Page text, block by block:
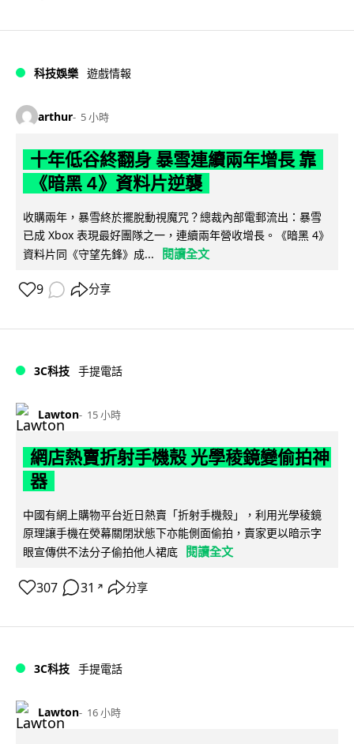
科技娛樂 遊戲情報
arthur 5 小時
十年低谷終翻身 暴雪連續兩年增長 靠
《暗黑 4》資料片逆襲
收購兩年，暴雪終於擺脫動視魔咒？總裁內部電郵流出：暴雪
已成 Xbox 表現最好團隊之一，連續兩年營收增長。《暗黑 4》
資料片同《守望先鋒》成...
閱讀全文
9 分享
3C科技 手提電話
Lawton 15 小時
網店熱賣折射手機殼 光學稜鏡變偷拍神
器
中國有網上購物平台近日熱賣「折射手機殼」，利用光學稜鏡
原理讓手機在熒幕關閉狀態下亦能側面偷拍，賣家更以暗示字
眼宣傳供不法分子偷拍他人裙底
閱讀全文
307 31 ↗ 分享
3C科技 手提電話
Lawton 16 小時